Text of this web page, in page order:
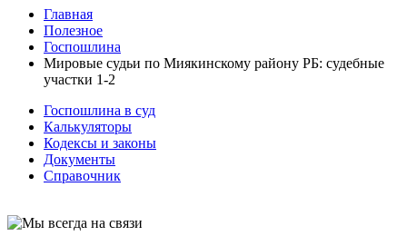
Главная
Полезное
Госпошлина
Мировые судьи по Миякинскому району РБ: судебные
участки 1-2
Госпошлина в суд
Калькуляторы
Кодексы и законы
Документы
Справочник